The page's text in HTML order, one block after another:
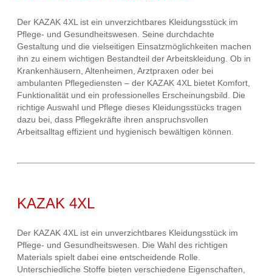
Der KAZAK 4XL ist ein unverzichtbares Kleidungsstück im
Pflege- und Gesundheitswesen. Seine durchdachte
Gestaltung und die vielseitigen Einsatzmöglichkeiten machen
ihn zu einem wichtigen Bestandteil der Arbeitskleidung. Ob in
Krankenhäusern, Altenheimen, Arztpraxen oder bei
ambulanten Pflegediensten – der KAZAK 4XL bietet Komfort,
Funktionalität und ein professionelles Erscheinungsbild. Die
richtige Auswahl und Pflege dieses Kleidungsstücks tragen
dazu bei, dass Pflegekräfte ihren anspruchsvollen
Arbeitsalltag effizient und hygienisch bewältigen können.
KAZAK 4XL
Der KAZAK 4XL ist ein unverzichtbares Kleidungsstück im
Pflege- und Gesundheitswesen. Die Wahl des richtigen
Materials spielt dabei eine entscheidende Rolle.
Unterschiedliche Stoffe bieten verschiedene Eigenschaften,